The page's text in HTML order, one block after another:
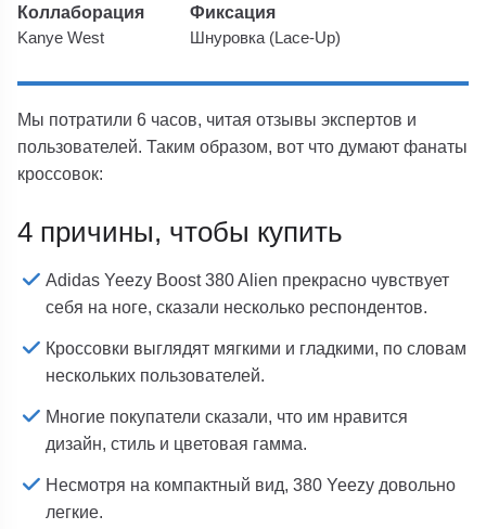
Коллаборация
Kanye West
Фиксация
Шнуровка (Lace-Up)
Мы потратили 6 часов, читая отзывы экспертов и
пользователей. Таким образом, вот что думают фанаты
кроссовок:
4 причины, чтобы купить
Adidas Yeezy Boost 380 Alien прекрасно чувствует
себя на ноге, сказали несколько респондентов.
Кроссовки выглядят мягкими и гладкими, по словам
нескольких пользователей.
Многие покупатели сказали, что им нравится
дизайн, стиль и цветовая гамма.
Несмотря на компактный вид, 380 Yeezy довольно
легкие.